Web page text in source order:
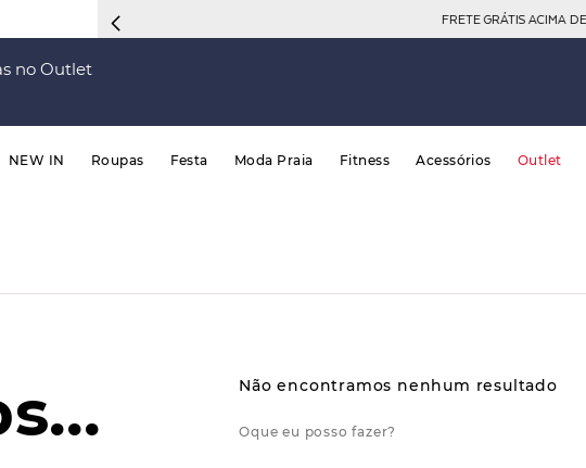
FRETE GRÁTIS ACIMA
no Outlet
NEW IN Roupas Festa Moda Praia Fitness Acessórios Outlet